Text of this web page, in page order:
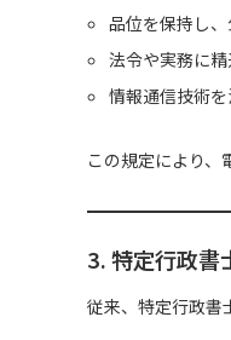
品位を保持し
法令や実務に
情報通信技術
この規定により、
3. 特定行政書
従来、特定行政書